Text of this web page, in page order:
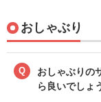
おしゃぶり
Q
おしゃぶりの
ら良いでしょ